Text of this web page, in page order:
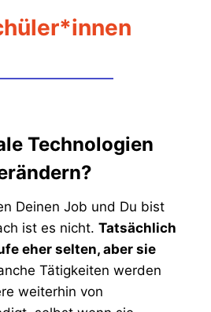
Technologien
Deinen Job und Du bist
ist es nicht. Tatsächlich
eher selten, aber sie
Tätigkeiten werden
weiterhin von